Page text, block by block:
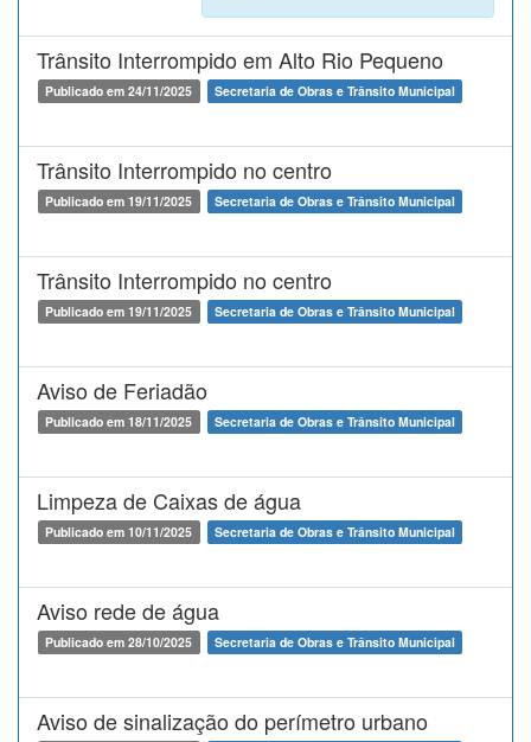
Trânsito Interrompido em Alto Rio Pequeno
Publicado em 24/11/2025 Secretaria de Obras e Trânsito Municipal
Trânsito Interrompido no centro
Publicado em 19/11/2025 Secretaria de Obras e Trânsito Municipal
Trânsito Interrompido no centro
Publicado em 19/11/2025 Secretaria de Obras e Trânsito Municipal
Aviso de Feriadão
Publicado em 18/11/2025 Secretaria de Obras e Trânsito Municipal
Limpeza de Caixas de água
Publicado em 10/11/2025 Secretaria de Obras e Trânsito Municipal
Aviso rede de água
Publicado em 28/10/2025 Secretaria de Obras e Trânsito Municipal
Aviso de sinalização do perímetro urbano